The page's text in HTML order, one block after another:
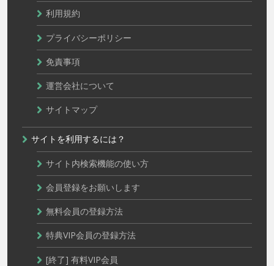
利用規約
プライバシーポリシー
免責事項
運営会社について
サイトマップ
サイトを利用するには？
サイト内検索機能の使い方
会員登録をお願いします
無料会員の登録方法
特典VIP会員の登録方法
[終了] 有料VIP会員